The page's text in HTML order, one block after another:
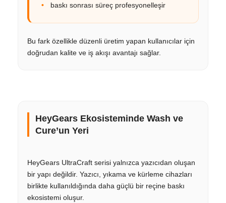
baskı sonrası süreç profesyonelleşir
Bu fark özellikle düzenli üretim yapan kullanıcılar için
doğrudan kalite ve iş akışı avantajı sağlar.
HeyGears Ekosisteminde Wash ve
Cure’un Yeri
HeyGears UltraCraft serisi yalnızca yazıcıdan oluşan
bir yapı değildir. Yazıcı, yıkama ve kürleme cihazları
birlikte kullanıldığında daha güçlü bir reçine baskı
ekosistemi oluşur.